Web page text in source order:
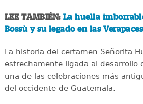
LEE TAMBIÉN: La huella
Bossù y su legado en las Verapaces
La historia del certamen Señorita
estrechamente ligada al desarrollo
una de las celebraciones más
del occidente de Guatemala.